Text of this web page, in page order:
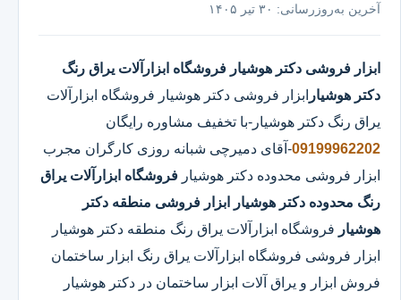
آخرین به‌روزرسانی: ۳۰ تیر ۱۴۰۵
ابزار فروشی دکتر هوشیار فروشگاه ابزارآلات یراق رنگ
دکتر هوشیار ابزار فروشی دکتر هوشیار فروشگاه ابزارآلات
یراق رنگ دکتر هوشیار -با تخفیف مشاوره رایگان
09199962202-آقای دمیرچی شبانه روزی کارگران مجرب
ابزار فروشی محدوده دکتر هوشیار فروشگاه ابزارآلات یراق
رنگ محدوده دکتر هوشیار
ابزار فروشی منطقه دکتر
هوشیار فروشگاه ابزارآلات یراق رنگ منطقه دکتر هوشیار
ابزار فروشی فروشگاه ابزارآلات یراق رنگ ابزار ساختمان
فروش ابزار و یراق آلات ابزار ساختمان در دکتر هوشیار